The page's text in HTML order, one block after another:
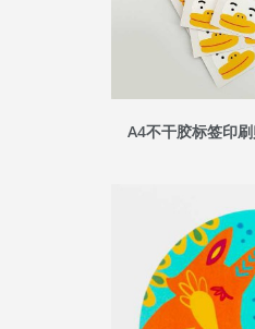
A4不干胶标签印